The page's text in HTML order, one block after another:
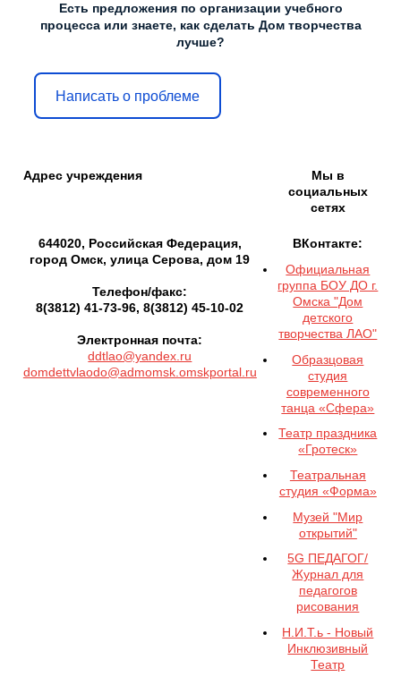
Есть предложения по организации учебного
процесса или знаете, как сделать Дом творчества
лучше?
Написать о проблеме
Адрес учреждения
Мы в
социальных
сетях
644020, Российская Федерация,
город Омск, улица Серова, дом 19
Телефон/факс:
8(3812) 41-73-96, 8(3812) 45-10-02
Электронная почта:
ddtlao@yandex.ru
domdettvlaodo@admomsk.omskportal.ru
ВКонтакте:
Официальная
группа БОУ ДО г.
Омска "Дом
детского
творчества ЛАО"
Образцовая
студия
современного
танца «Сфера»
Театр праздника
«Гротеск»
Театральная
студия «Форма»
Музей "Мир
открытий"
5G ПЕДАГОГ/
Журнал для
педагогов
рисования
Н.И.Т.ь - Новый
Инклюзивный
Театр